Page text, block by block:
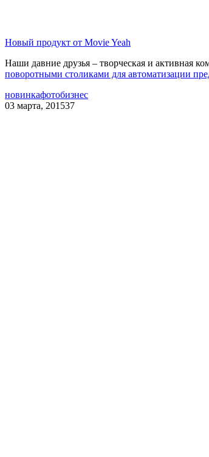
Новый продукт от Movie Yeah
Наши давние друзья – творческая и активная
поворотными столиками для автоматизации
новинкафотобизнес
03 марта, 201537